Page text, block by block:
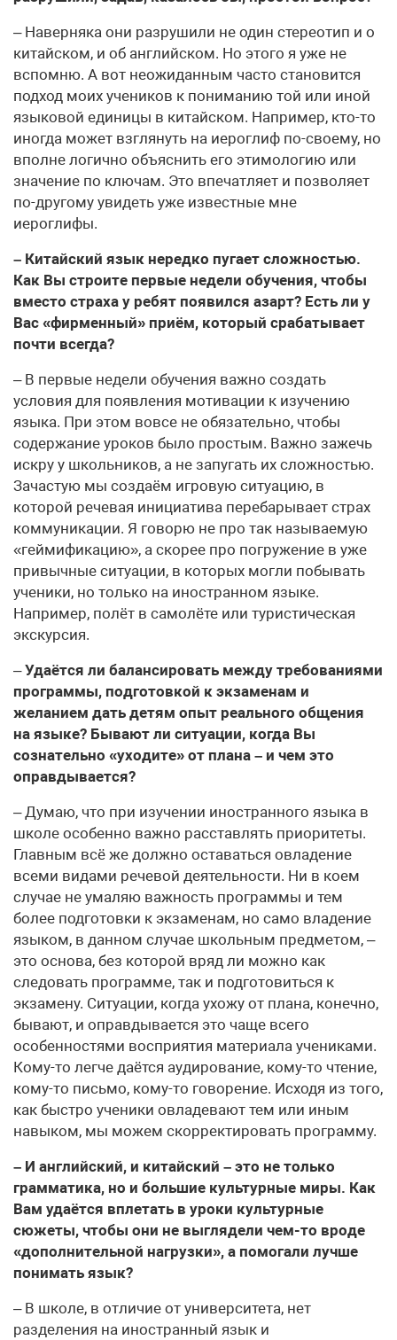
– Наверняка они разрушили не один стереотип и о
китайском, и об английском. Но этого я уже не
вспомню. А вот неожиданным часто становится
подход моих учеников к пониманию той или иной
языковой единицы в китайском. Например, кто-то
иногда может взглянуть на иероглиф по-своему, но
вполне логично объяснить его этимологию или
значение по ключам. Это впечатляет и позволяет
по-другому увидеть уже известные мне
иероглифы.
– Китайский язык нередко пугает сложностью.
Как Вы строите первые недели обучения, чтобы
вместо страха у ребят появился азарт? Есть ли у
Вас «фирменный» приём, который срабатывает
почти всегда?
– В первые недели обучения важно создать
условия для появления мотивации к изучению
языка. При этом вовсе не обязательно, чтобы
содержание уроков было простым. Важно зажечь
искру у школьников, а не запугать их сложностью.
Зачастую мы создаём игровую ситуацию, в
которой речевая инициатива перебарывает страх
коммуникации. Я говорю не про так называемую
«геймификацию», а скорее про погружение в уже
привычные ситуации, в которых могли побывать
ученики, но только на иностранном языке.
Например, полёт в самолёте или туристическая
экскурсия.
–Удаётся ли балансировать между требованиями
программы, подготовкой к экзаменам и
желанием дать детям опыт реального общения
на языке? Бывают ли ситуации, когда Вы
сознательно «уходите» от плана – и чем это
оправдывается?
– Думаю, что при изучении иностранного языка в
школе особенно важно расставлять приоритеты.
Главным всё же должно оставаться овладение
всеми видами речевой деятельности. Ни в коем
случае не умаляю важность программы и тем
более подготовки к экзаменам, но само владение
языком, в данном случае школьным предметом, –
это основа, без которой вряд ли можно как
следовать программе, так и подготовиться к
экзамену. Ситуации, когда ухожу от плана, конечно,
бывают, и оправдывается это чаще всего
особенностями восприятия материала учениками.
Кому-то легче даётся аудирование, кому-то чтение,
кому-то письмо, кому-то говорение. Исходя из того,
как быстро ученики овладевают тем или иным
навыком, мы можем скорректировать программу.
– И английский, и китайский – это не только
грамматика, но и большие культурные миры. Как
Вам удаётся вплетать в уроки культурные
сюжеты, чтобы они не выглядели чем-то вроде
«дополнительной нагрузки», а помогали лучше
понимать язык?
– В школе, в отличие от университета, нет
разделения на иностранный язык и